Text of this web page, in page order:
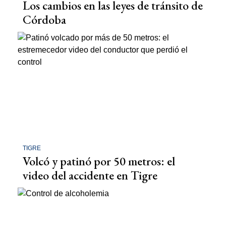
Los cambios en las leyes de tránsito de
Córdoba
TIGRE
Volcó y patinó por 50 metros: el
video del accidente en Tigre